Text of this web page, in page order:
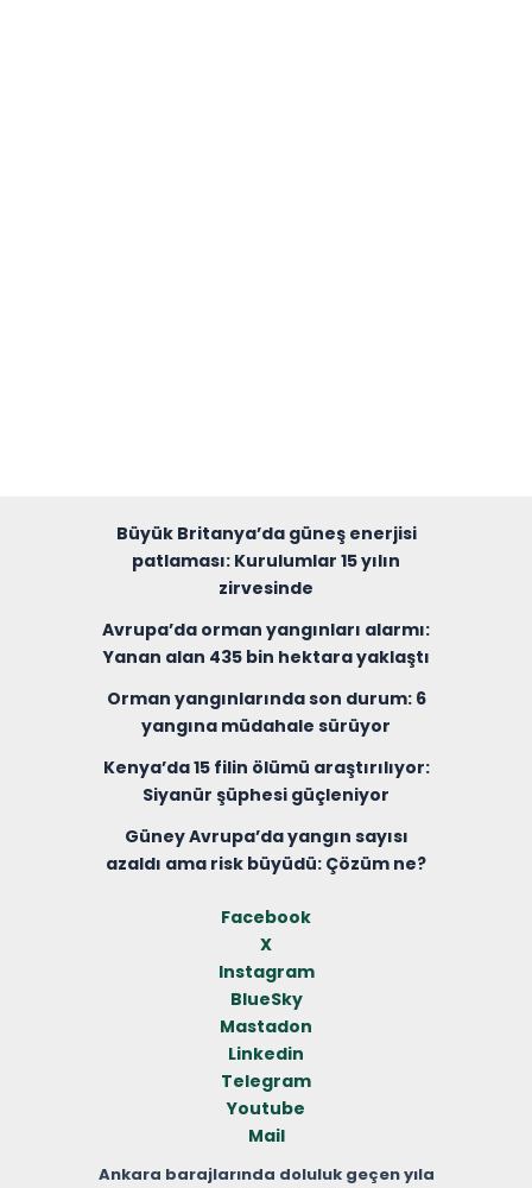
Büyük Britanya’da güneş enerjisi
patlaması: Kurulumlar 15 yılın
zirvesinde
Avrupa’da orman yangınları alarmı:
Yanan alan 435 bin hektara yaklaştı
Orman yangınlarında son durum: 6
yangına müdahale sürüyor
Kenya’da 15 filin ölümü araştırılıyor:
Siyanür şüphesi güçleniyor
Güney Avrupa’da yangın sayısı
azaldı ama risk büyüdü: Çözüm ne?
Facebook
X
Instagram
BlueSky
Mastadon
Linkedin
Telegram
Youtube
Mail
Ankara barajlarında doluluk geçen yıla